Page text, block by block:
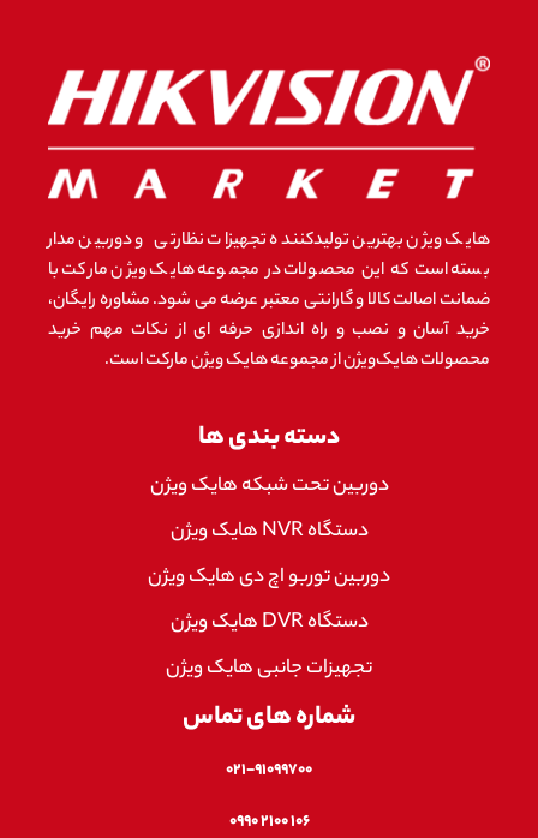
هایک ویژن بهترین تولیدکننده تجهیزات نظارتی و دوربین مدار
بسته است که این محصولات در مجموعه هایک ویژن مارکت با
ضمانت اصالت کالا و گارانتی معتبر عرضه می شود. مشاوره رایگان،
خرید آسان و نصب و راه اندازی حرفه ای از نکات مهم خرید
محصولات هایک‌ویژن از مجموعه هایک ویژن مارکت است.
دسته بندی ها
دوربین تحت شبکه هایک ویژن
دستگاه NVR هایک ویژن
دوربین توربو اچ دی هایک ویژن
دستگاه DVR هایک ویژن
تجهیزات جانبی هایک ویژن
شماره های تماس
۰۲۱-۹۱۰۹۹۷۰۰
۱۰۶ ۲۱۰۰ ۰۹۹۰